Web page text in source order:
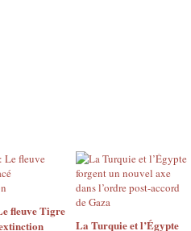
fleuve Tigre
La Turquie et l’Égypte